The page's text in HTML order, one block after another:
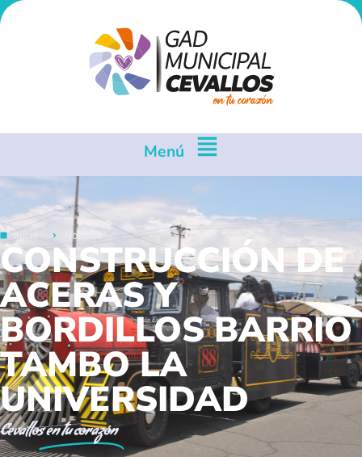
Menú
Inicio Noticias
CONSTRUCCIÓN DE
ACERAS Y
BORDILLOS BARRIO
TAMBO LA
UNIVERSIDAD
Cevallosen tu corazón